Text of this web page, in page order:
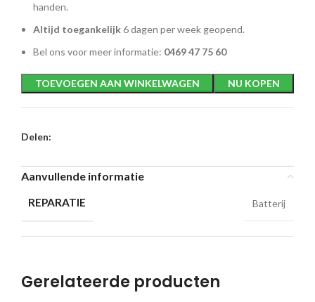
handen.
Altijd toegankelijk6 dagen per week geopend.
Bel ons voor meer informatie: 0469 47 75 60
TOEVOEGEN AAN WINKELWAGEN NU KOPEN
Delen:
Aanvullende informatie
REPARATIE Batterij
Gerelateerde producten